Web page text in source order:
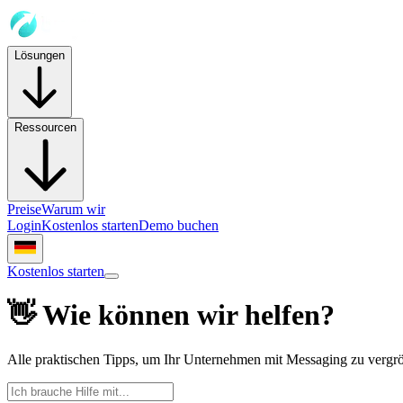
Lösungen
Ressourcen
PreiseWarum wir
LoginKostenlos startenDemo buchen
Kostenlos starten
👋 Wie können wir helfen?
Alle praktischen Tipps, um Ihr Unternehmen mit Messaging zu